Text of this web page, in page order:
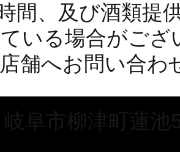
間、及び酒類提
いる場合がござ
舗へお問い合わ
阜市柳津町蓮池